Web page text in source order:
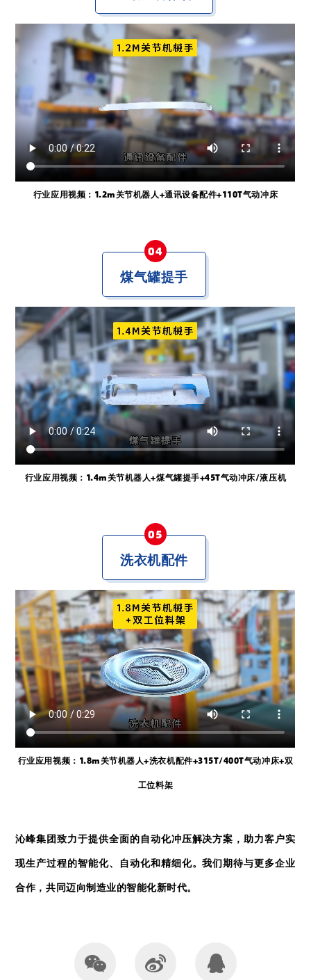
行业应用视频：1.2m关节机器人+通讯设备配件+110T气动冲床
04
煤气罐提手
行业应用视频：1.4m关节机器人+煤气罐提手+45T气动冲床/液压机
05
洗衣机配件
行业应用视频：1.8m关节机器人+洗衣机配件+315T/400T气动冲床+双
工位料架
沁峰集团致力于提供全面的自动化冲压解决方案，助力客户实
现生产过程的智能化、自动化和精细化。我们期待与更多企业
合作，共同迈向制造业的智能化新时代。